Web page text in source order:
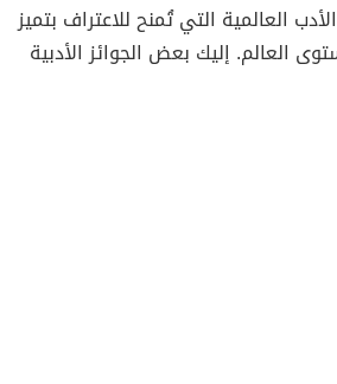
العالمية التي تُمنح للاعتراف بتميز
العالم. إليك بعض الجوائز الأدبية